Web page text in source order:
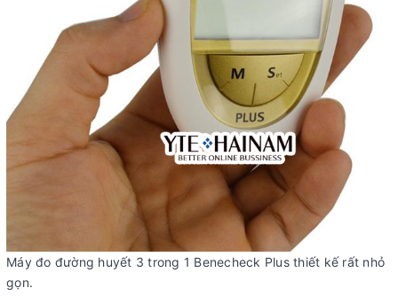
Máy đo đường huyết 3 trong 1 Benecheck Plus thiết kế rất nhỏ
gọn.